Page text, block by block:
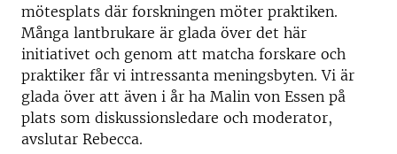
mötesplats där forskningen möter praktiken.
Många lantbrukare är glada över det här
initiativet och genom att matcha forskare och
praktiker får vi intressanta meningsbyten. Vi är
glada över att även i år ha Malin von Essen på
plats som diskussionsledare och moderator,
avslutar Rebecca.